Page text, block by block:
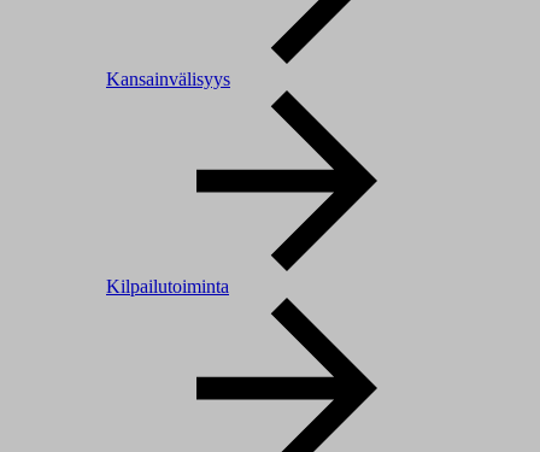
Kansainvälisyys
Kilpailutoiminta